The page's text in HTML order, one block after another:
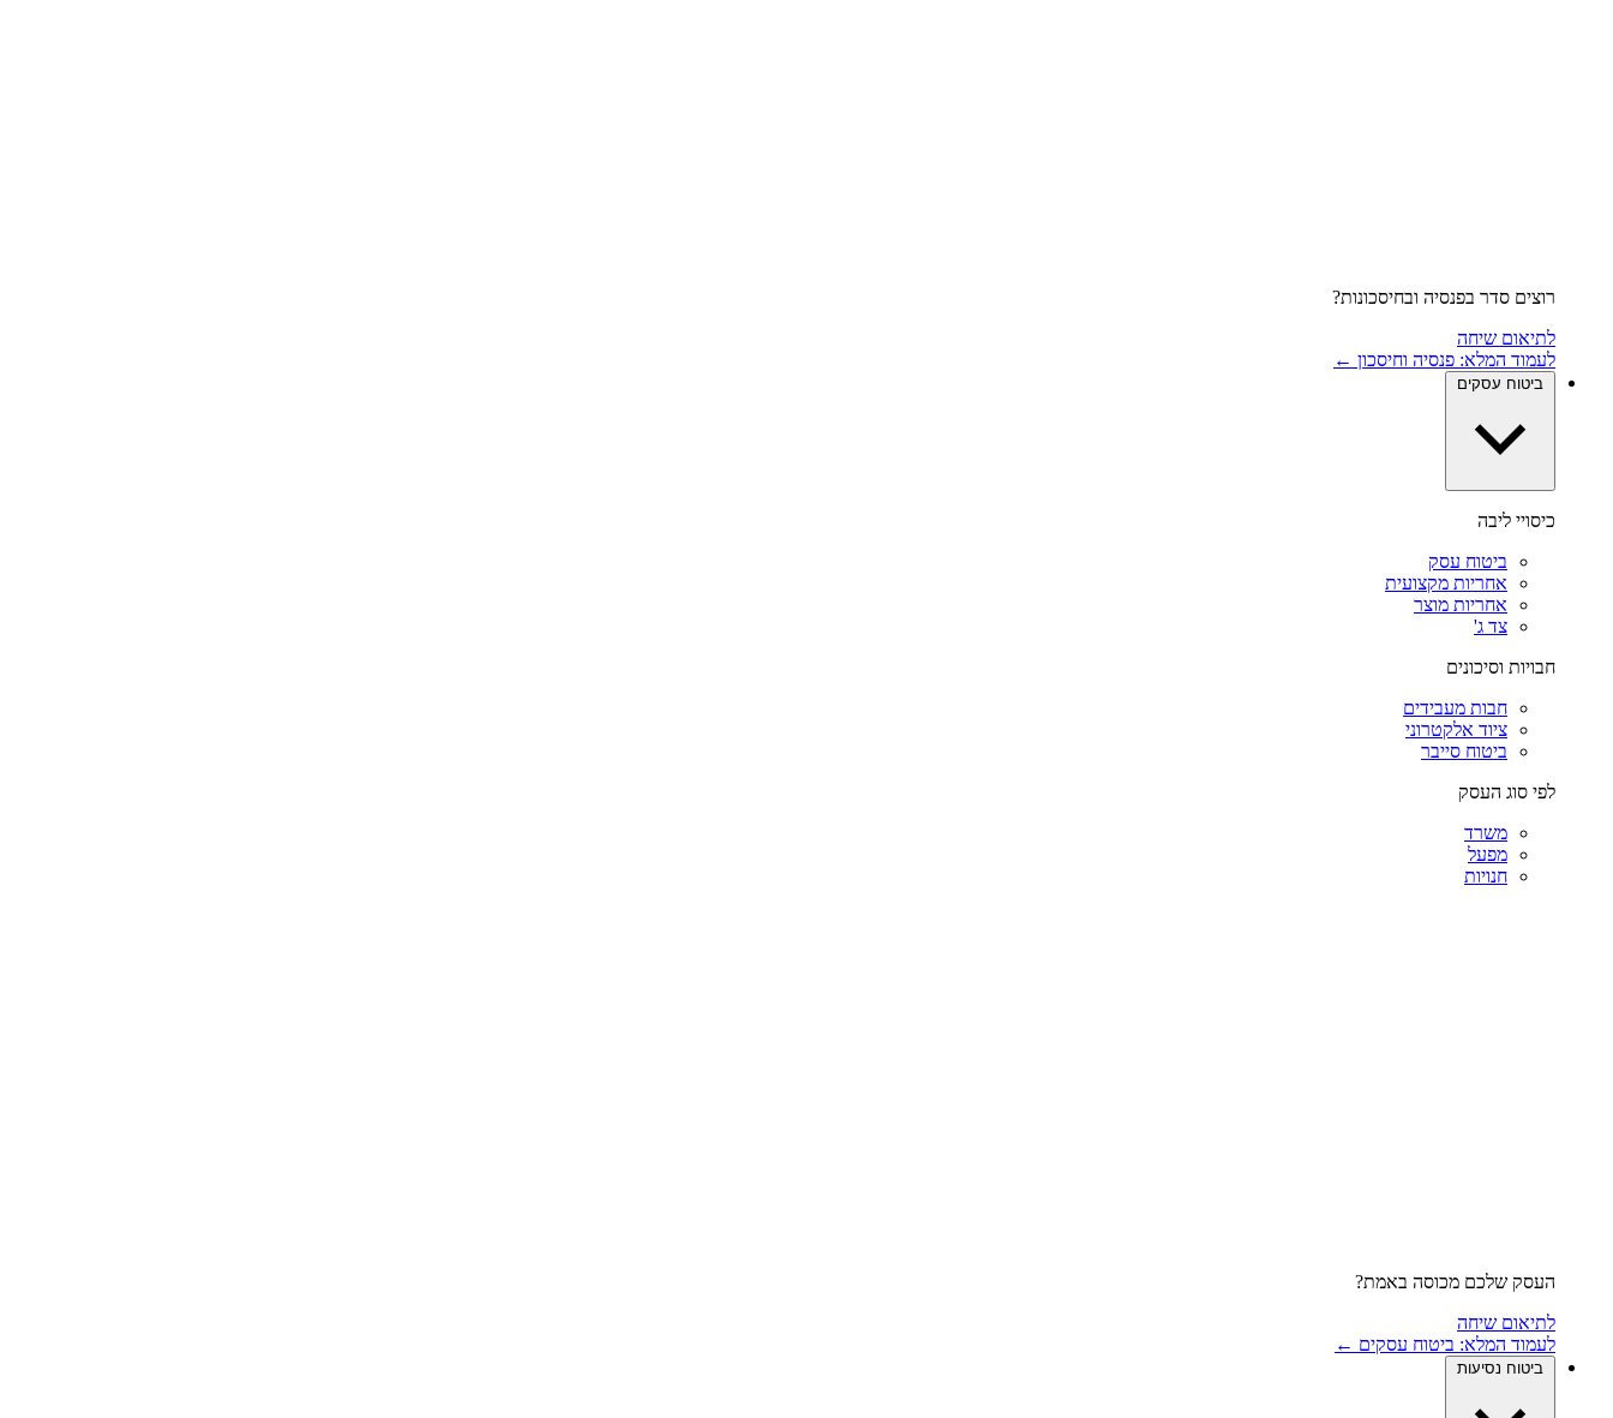
רוצים סדר בפנסיה ובחיסכונות?
לתיאום שיחה
לעמוד המלא: פנסיה וחיסכון ←
ביטוח עסקים
כיסויי ליבה
ביטוח עסק
אחריות מקצועית
אחריות מוצר
צד ג'
חבויות וסיכונים
חבות מעבידים
ציוד אלקטרוני
ביטוח סייבר
לפי סוג העסק
משרד
מפעל
חנויות
העסק שלכם מכוסה באמת?
לתיאום שיחה
לעמוד המלא: ביטוח עסקים ←
ביטוח נסיעות